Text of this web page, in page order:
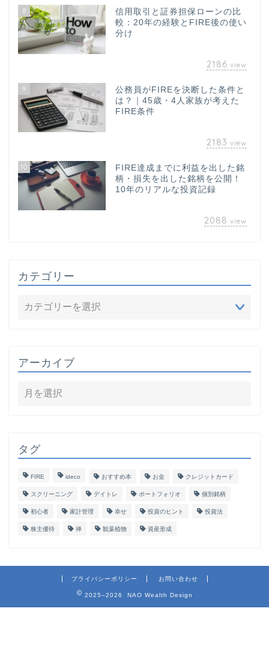
8
信用取引と証券担保ローンの比
較：20年の経験とFIRE後の使い
分け
2186 view
9
公務員がFIREを決断した条件と
は？｜45歳・4人家族が考えた
FIRE条件
2183 view
10
FIRE達成までに利益を出した銘
柄・損失を出した銘柄を公開！
10年のリアルな投資記録
2088 view
カテゴリー
アーカイブ
タグ
FIRE ideco おすすめ本 お金 クレジットカード
スクリーニング デイトレ ポートフォリオ 個別銘柄
初心者 家計管理 幸せ 投資のヒント 投資法
株主優待 禅 観葉植物 資産形成
プライバシーポリシー お問い合わせ
2025–2026 NAO Wealth Design